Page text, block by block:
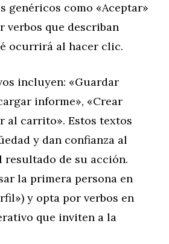
genéricos como «Aceptar»
verbos que describan
ocurrirá al hacer clic.
incluyen: «Guardar
informe», «Crear
al carrito». Estos textos
y dan confianza al
resultado de su acción.
la primera persona en
y opta por verbos en
que inviten a la